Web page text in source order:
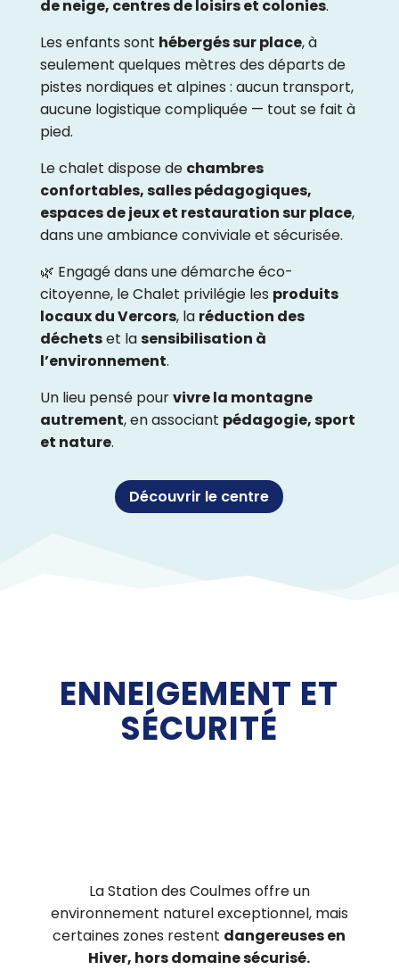
de neige, centres de loisirs et colonies.
Les enfants sont hébergés sur place, à
seulement quelques mètres des départs de
pistes nordiques et alpines : aucun transport,
aucune logistique compliquée — tout se fait à
pied.
Le chalet dispose de chambres
confortables, salles pédagogiques,
espaces de jeux et restauration sur place,
dans une ambiance conviviale et sécurisée.
🌿 Engagé dans une démarche éco-
citoyenne, le Chalet privilégie les produits
locaux du Vercors, la réduction des
déchetset lasensibilisation à
l’environnement.
Un lieu pensé pourvivre la montagne
autrement, en associant pédagogie, sport
et nature.
Découvrir le centre
ENNEIGEMENT ET
SÉCURITÉ
La Station des Coulmes offre un
environnement naturel exceptionnel, mais
certaines zones restent dangereuses en
Hiver, hors domaine sécurisé.